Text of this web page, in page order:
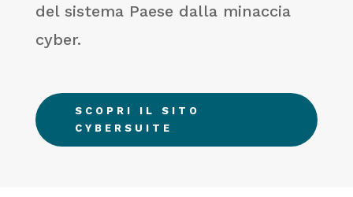
del sistema Paese dalla minaccia
cyber.
SCOPRI IL SITO
CYBERSUITE